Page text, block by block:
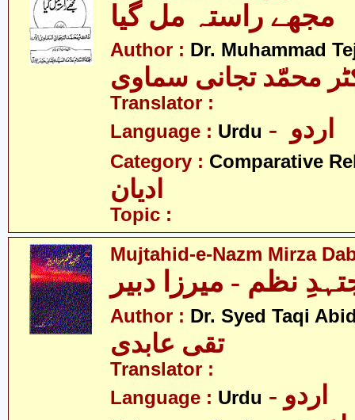
مجھے راستہ مل گیا
Author : Dr. Muhammad
محمّد تجانی سماوی
Translator :
Language : Urdu
Category : Comparative
ادیان
Topic :
Mujtahid-e-Nazm Mirza
نظم - میرزا دبیر
Author : Dr. Syed Taqi
تقی عابدی
Translator :
Language : Urdu - اردو